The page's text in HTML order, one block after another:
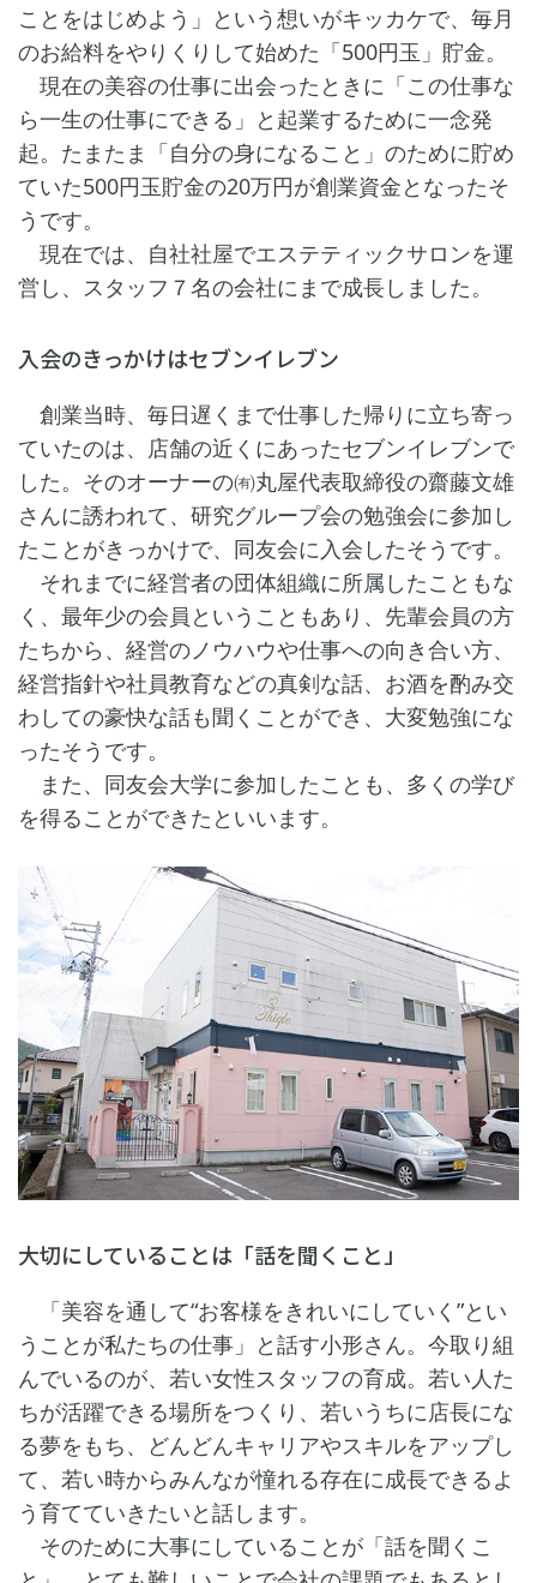
ことをはじめよう」という想いがキッカケで、毎月
のお給料をやりくりして始めた「500円玉」貯金。
現在の美容の仕事に出会ったときに「この仕事な
ら一生の仕事にできる」と起業するために一念発
起。たまたま「自分の身になること」のために貯め
ていた500円玉貯金の20万円が創業資金となったそ
うです。
現在では、自社社屋でエステティックサロンを運
営し、スタッフ７名の会社にまで成長しました。
入会のきっかけはセブンイレブン
創業当時、毎日遅くまで仕事した帰りに立ち寄っ
ていたのは、店舗の近くにあったセブンイレブンで
した。そのオーナーの㈲丸屋代表取締役の齋藤文雄
さんに誘われて、研究グループ会の勉強会に参加し
たことがきっかけで、同友会に入会したそうです。
それまでに経営者の団体組織に所属したこともな
く、最年少の会員ということもあり、先輩会員の方
たちから、経営のノウハウや仕事への向き合い方、
経営指針や社員教育などの真剣な話、お酒を酌み交
わしての豪快な話も聞くことができ、大変勉強にな
ったそうです。
また、同友会大学に参加したことも、多くの学び
を得ることができたといいます。
大切にしていることは「話を聞くこと」
「美容を通して“お客様をきれいにしていく”とい
うことが私たちの仕事」と話す小形さん。今取り組
んでいるのが、若い女性スタッフの育成。若い人た
ちが活躍できる場所をつくり、若いうちに店長にな
る夢をもち、どんどんキャリアやスキルをアップし
て、若い時からみんなが憧れる存在に成長できるよ
う育てていきたいと話します。
そのために大事にしていることが「話を聞くこ